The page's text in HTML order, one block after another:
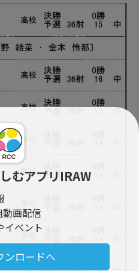
むアプリIRAW
動画配信
イベント
ンロードへ